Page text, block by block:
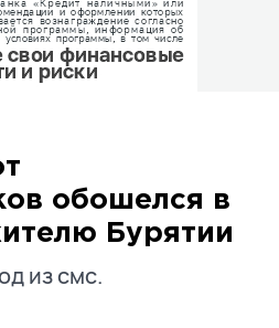
обошелся в
Бурятии
из смс.